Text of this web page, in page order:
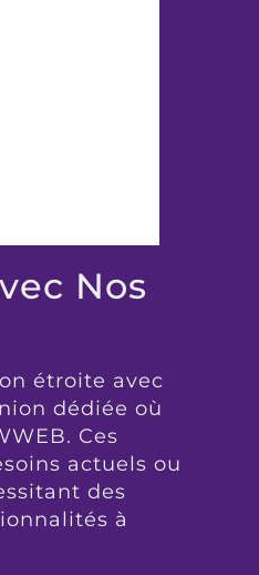
Nos
étroite avec
dédiée où
Ces
actuels ou
des
à